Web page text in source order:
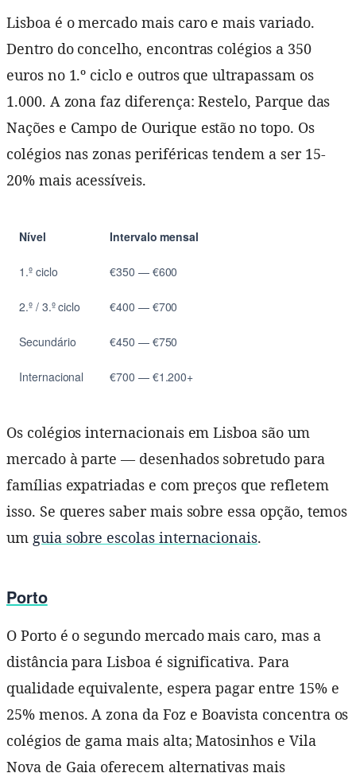
Lisboa é o mercado mais caro e mais variado.
Dentro do concelho, encontras colégios a 350
euros no 1.º ciclo e outros que ultrapassam os
1.000. A zona faz diferença: Restelo, Parque das
Nações e Campo de Ourique estão no topo. Os
colégios nas zonas periféricas tendem a ser 15-
20% mais acessíveis.
Nível Intervalo mensal
1.º ciclo €350 — €600
2.º / 3.º ciclo €400 — €700
Secundário €450 — €750
Internacional €700 — €1.200+
Os colégios internacionais em Lisboa são um
mercado à parte — desenhados sobretudo para
famílias expatriadas e com preços que refletem
isso. Se queres saber mais sobre essa opção, temos
um guia sobre escolas internacionais.
Porto
O Porto é o segundo mercado mais caro, mas a
distância para Lisboa é significativa. Para
qualidade equivalente, espera pagar entre 15% e
25% menos. A zona da Foz e Boavista concentra os
colégios de gama mais alta; Matosinhos e Vila
Nova de Gaia oferecem alternativas mais